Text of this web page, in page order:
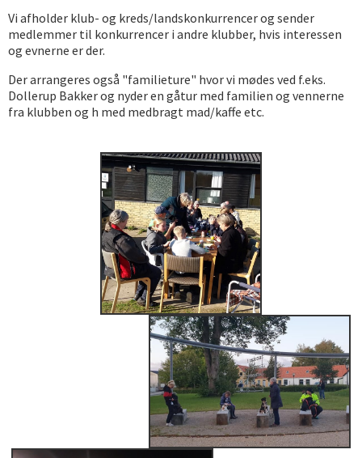
Vi afholder klub- og kreds/landskonkurrencer og sender
medlemmer til konkurrencer i andre klubber, hvis interessen
og evnerne er der.
Der arrangeres også "familieture" hvor vi mødes ved f.eks.
Dollerup Bakker og nyder en gåtur med familien og vennerne
fra klubben og h med medbragt mad/kaffe etc.